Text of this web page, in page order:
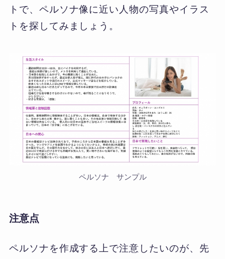
トで、ペルソナ像に近い人物の写真やイラス
トを探してみましょう。
ペルソナ サンプル
注意点
ペルソナを作成する上で注意したいのが、先